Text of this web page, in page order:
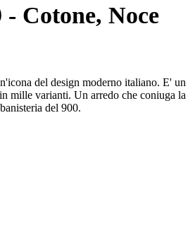
Cotone, Noce
del design moderno italiano. E' un
mille varianti. Un arredo che coniuga la
del 900.
noce massello giuntato e rifinita con